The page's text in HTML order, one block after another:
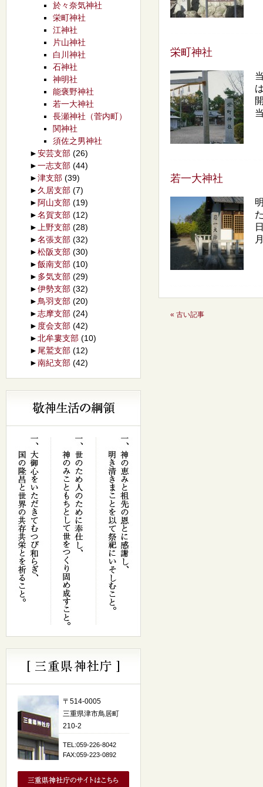
栄町神社
若一大神社
« 古い記事
於々奈気神社
栄町神社
江神社
片山神社
白川神社
石神社
神明社
能褒野神社
若一大神社
長瀬神社（菅内町）
関神社
須佐之男神社
►安芸支部 (26)
►一志支部 (44)
►津支部 (39)
► 久居支部 (7)
► 阿山支部 (19)
►名賀支部 (12)
►
上野支部 (28)
►名張支部 (32)
►松阪支部 (30)
►飯南支部 (10)
► 多気支部 (29)
►伊勢支部 (32)
► 鳥羽支部 (20)
►志摩支部 (24)
► 度会支部 (42)
►北牟婁支部 (10)
► 尾鷲支部 (12)
►南紀支部 (42)
〒514-0005
三重県津市鳥居町
210-2
TEL:059-226-8042
FAX:059-223-0892